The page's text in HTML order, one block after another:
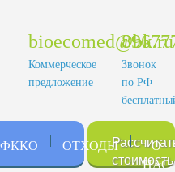
bioecomed@bk.ru
Коммерческое
предложение
Звонок
по РФ
ФККО ОТХОДЫ
О
НАС
стоимость